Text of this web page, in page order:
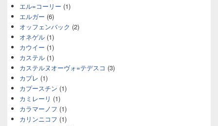
エル=コーリー (1)
エルガー (6)
オッフェンバック (2)
オネゲル (1)
カウイー (1)
カステル (1)
カステルヌオーヴォ=テデスコ (3)
カプレ (1)
カプースチン (1)
カミレーリ (1)
カラマーノフ (1)
カリンニコフ (1)